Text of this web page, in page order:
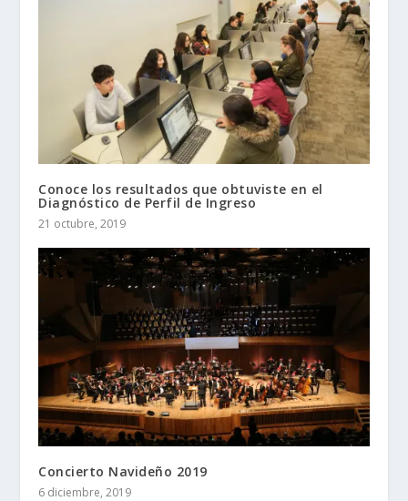
Conoce los resultados que obtuviste en el
Diagnóstico de Perfil de Ingreso
21 octubre, 2019
Concierto Navideño 2019
6 diciembre, 2019